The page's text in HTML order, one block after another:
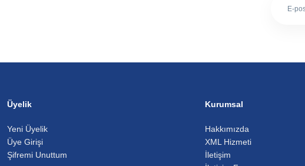
Üyelik
Yeni Üyelik
Üye Girişi
Şifremi Unuttum
Kurumsal
Hakkımızda
XML Hizmeti
İletişim